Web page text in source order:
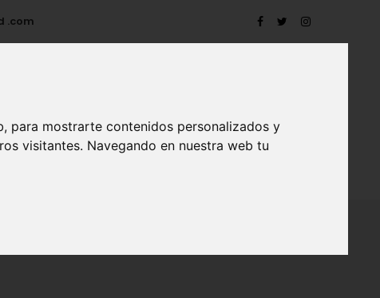
para mostrarte contenidos personalizados y
visitantes. Navegando en nuestra web tu
.com